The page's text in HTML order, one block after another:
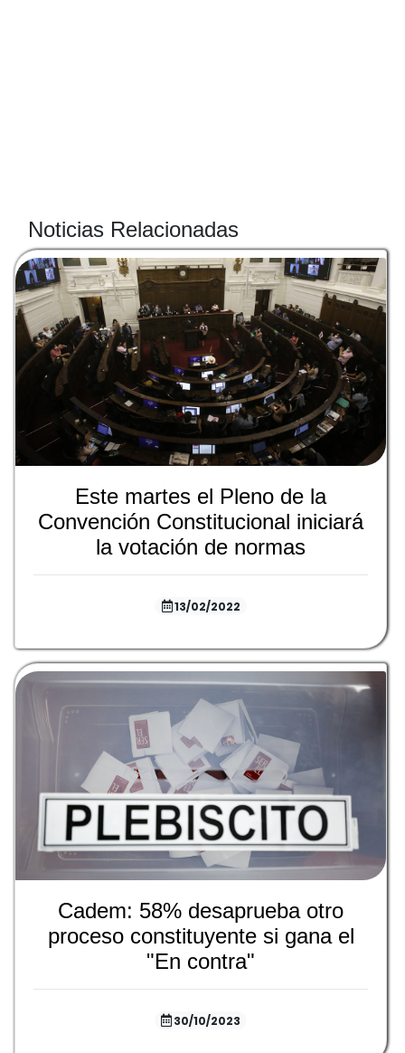
Noticias Relacionadas
Este martes el Pleno de la
Convención Constitucional iniciará
la votación de normas
13/02/2022
Cadem: 58% desaprueba otro
proceso constituyente si gana el
"En contra"
30/10/2023